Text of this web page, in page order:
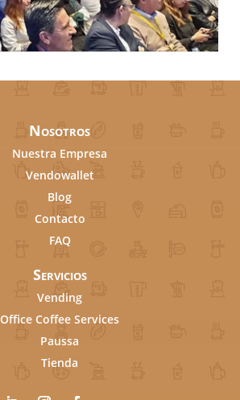
Nosotros
Nuestra Empresa
Vendowallet
Blog
Contacto
FAQ
Servicios
Vending
Office Coffee Services
Paussa
Tienda